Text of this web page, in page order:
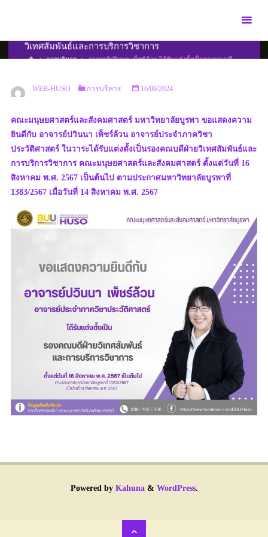
วิเทศสัมพันธ์และการบริการวิชาการ
HOMEการบริหาร
อาจารย์ปวินนา เพ็ชร์ล้วน ได้รับแต่งตั้งเป็นรองคณบดี
WEB-HUSO การบริหาร 16/08/2024
คณะมนุษยศาสตร์และสังคมศาสตร์ มหาวิทยาลัยบูรพา ขอแสดงความ
ยินดีกับ อาจารย์ปวินนา เพ็ชร์ล้วน อาจารย์ประจำภาควิชา
ประวัติศาสตร์ ในวาระได้รับแต่งตั้งเป็นรองคณบดีฝ่ายวิเทศสัมพันธ์และ
การบริการวิชาการ คณะมนุษยศาสตร์และสังคมศาสตร์ ตั้งแต่วันที่ 16
สิงหาคม พ.ศ. 2567 เป็นต้นไป ตามประกาศมหาวิทยาลัยบูรพาที่
1383/2567 เมื่อวันที่ 14 สิงหาคม พ.ศ. 2567
Powered byKahuna& WordPress.
Back